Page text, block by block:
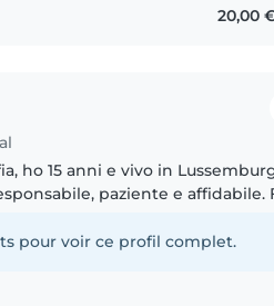
20,00
ho 15 anni e vivo in
paziente e affidabile.
pour voir ce profil complet.